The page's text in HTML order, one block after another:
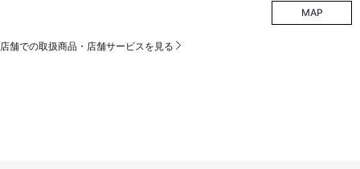
MAP
店舗での取扱商品・店舗サービスを見る